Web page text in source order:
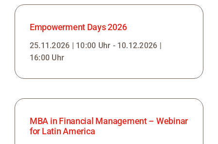
Empowerment Days 2026
25.11.2026 | 10:00 Uhr - 10.12.2026 |
16:00 Uhr
MBA in Financial Management – Webinar
for Latin America